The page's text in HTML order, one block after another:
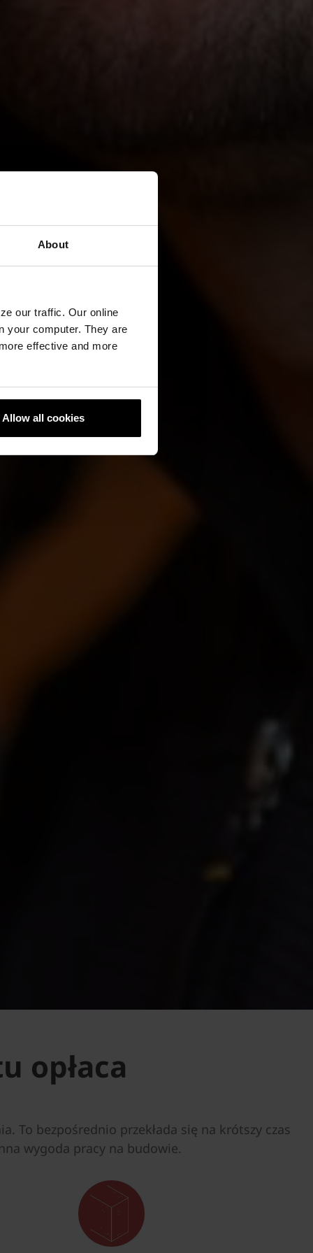
About
our traffic. Our online
your computer. They are
effective and more
Allow all cookies
opłaca
To bezpośrednio przekłada się na krótszy czas
wygoda ​pracy na budowie.